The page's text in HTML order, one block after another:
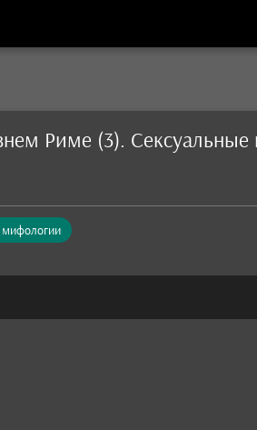
Риме (3).
мифологии